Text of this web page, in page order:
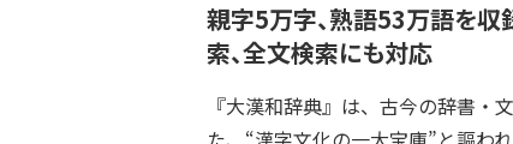
親字5万字、熟語53万語を収
索、全文検索にも対応
『大漢和辞典』は、古今の辞書・